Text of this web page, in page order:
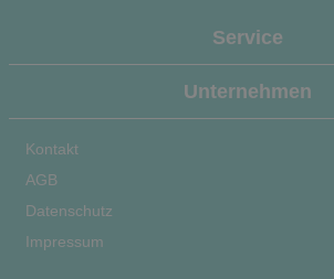
Service
Unternehmen
Kontakt
AGB
Datenschutz
Impressum